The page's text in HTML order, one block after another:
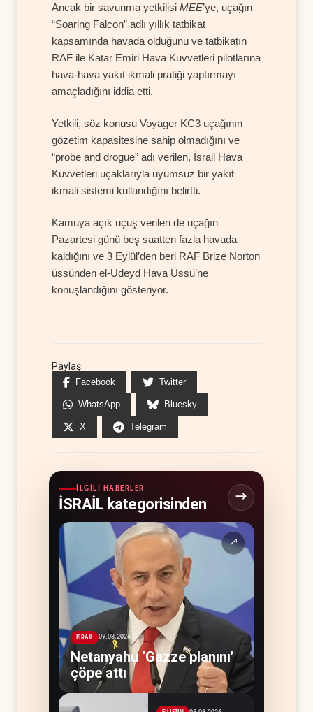
Ancak bir savunma yetkilisi MEE’ye, uçağın
“Soaring Falcon” adlı yıllık tatbikat
kapsamında havada olduğunu ve tatbikatın
RAF ile Katar Emiri Hava Kuvvetleri pilotlarına
hava-hava yakıt ikmali pratiği yaptırmayı
amaçladığını iddia etti.
Yetkili, söz konusu Voyager KC3 uçağının
gözetim kapasitesine sahip olmadığını ve
“probe and drogue” adı verilen, İsrail Hava
Kuvvetleri uçaklarıyla uyumsuz bir yakıt
ikmali sistemi kullandığını belirtti.
Kamuya açık uçuş verileri de uçağın
Pazartesi günü beş saatten fazla havada
kaldığını ve 3 Eylül’den beri RAF Brize Norton
üssünden el-Udeyd Hava Üssü’ne
konuşlandığını gösteriyor.
Paylaş:
Facebook Twitter
WhatsApp Bluesky
X Telegram
İLGILI HABERLER
İSRAİL kategorisinden
↗
İSRAİL 09.08.2026
Netanyahu ‘Gazze planını’
çöpe attı